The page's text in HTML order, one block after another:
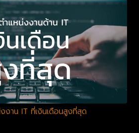
งาน IT ที่เงินเดือนสูงที่สุด